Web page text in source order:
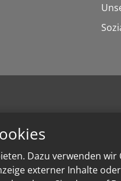
Dazu verwenden
externer Inhalte